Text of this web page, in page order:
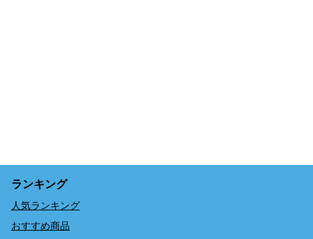
ランキング
人気ランキング
おすすめ商品